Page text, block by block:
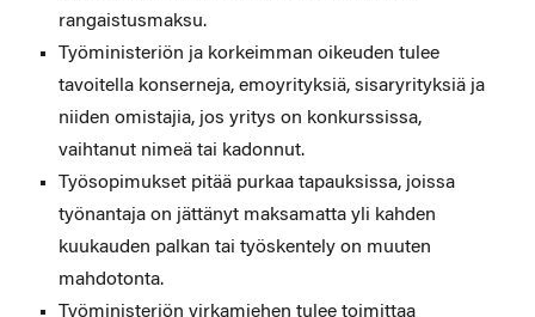
rangaistusmaksu.
Työministeriön ja korkeimman oikeuden tulee
tavoitella konserneja, emoyrityksiä, sisaryrityksiä ja
niiden omistajia, jos yritys on konkurssissa,
vaihtanut nimeä tai kadonnut.
Työsopimukset pitää purkaa tapauksissa, joissa
työnantaja on jättänyt maksamatta yli kahden
kuukauden palkan tai työskentely on muuten
mahdotonta.
Työministeriön virkamiehen tulee toimittaa